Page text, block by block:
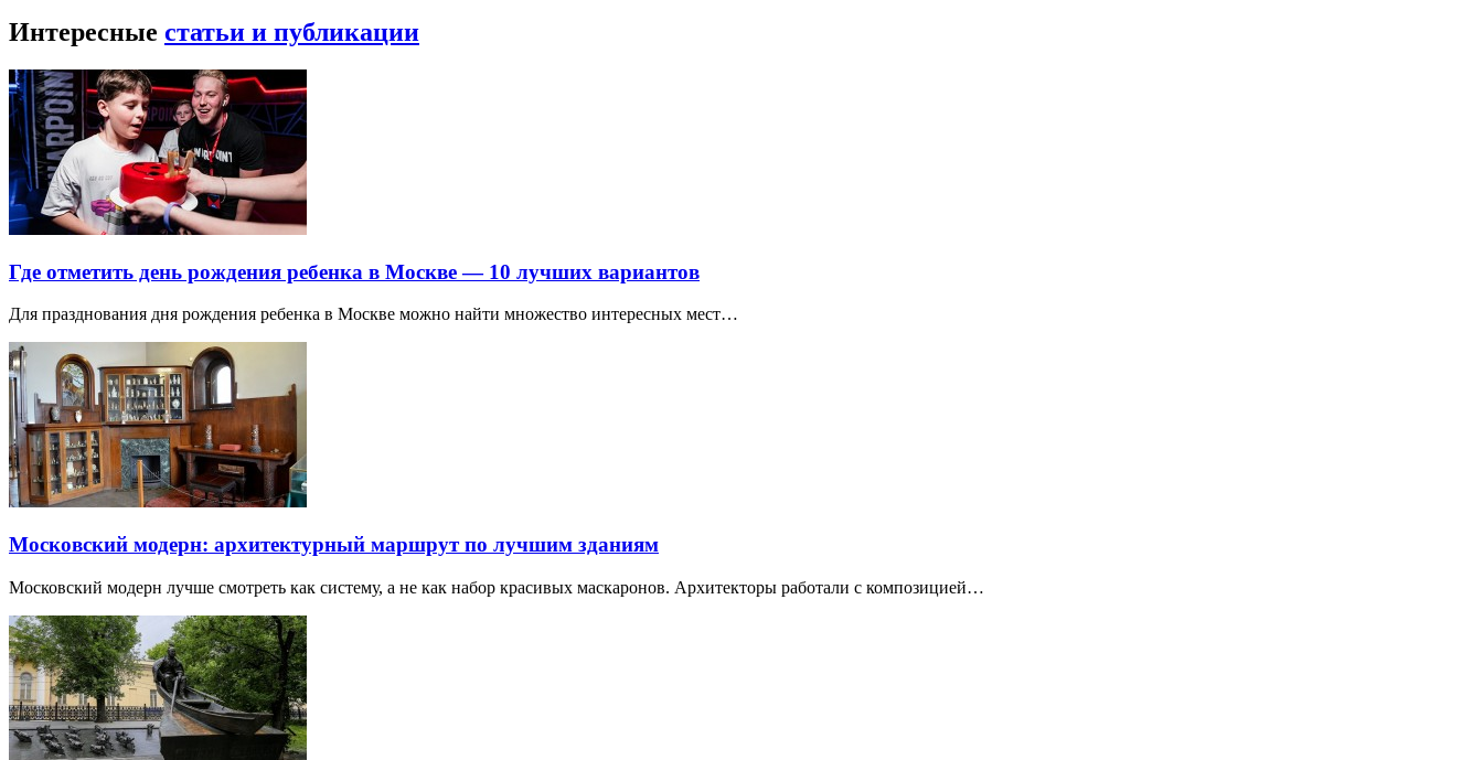
Интересные статьи и публикации
Где отметить день рождения ребенка в Москве — 10 лучших вариантов
Для празднования дня рождения ребенка в Москве можно найти множество интересных мест…
Московский модерн: архитектурный маршрут по лучшим зданиям
Московский модерн лучше смотреть как систему, а не как набор красивых маскаронов. Архитекторы работали с композицией…